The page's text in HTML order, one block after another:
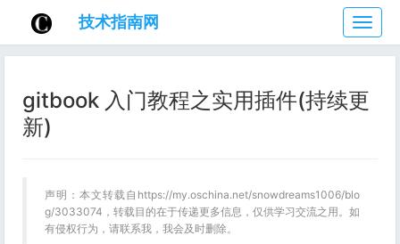
技
术
指
网
技术指南网
gitbook 入门教程之实用插件(持续更
新)
声明：本文转载自https://my.oschina.net/snowdreams1006/blo
g/3033074，转载目的在于传递更多信息，仅供学习交流之用。如
有侵权行为，请联系我，我会及时删除。